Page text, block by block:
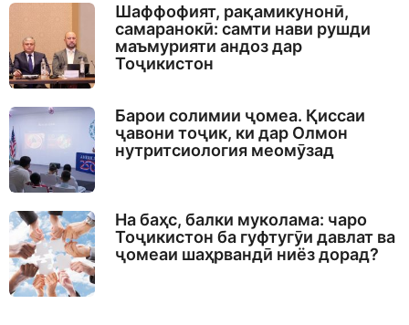
Шаффофият, рақамикунонӣ,
самаранокӣ: самти нави рушди
маъмурияти андоз дар
Тоҷикистон
Барои солимии ҷомеа. Қиссаи
ҷавони тоҷик, ки дар Олмон
нутритсиология меомӯзад
На баҳс, балки муколама: чаро
Тоҷикистон ба гуфтугӯи давлат ва
ҷомеаи шаҳрвандӣ ниёз дорад?